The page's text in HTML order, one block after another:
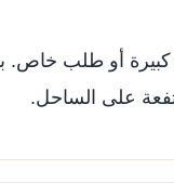
كبيرة أو طلب
على الساحل.